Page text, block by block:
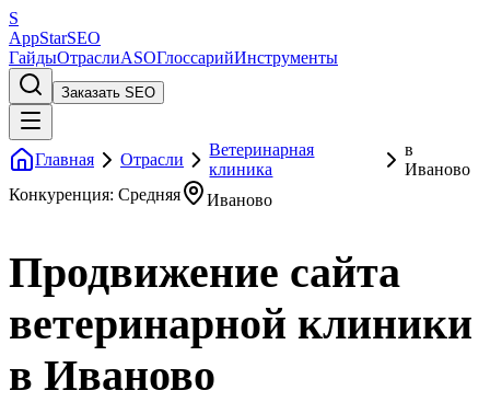
S
AppStarSEO
ГайдыОтраслиASOГлоссарийИнструменты
Заказать SEO
Главная Отрасли
Ветеринарная
клиника
в
Иваново
Конкуренция: Средняя
Иваново
Продвижение сайта
ветеринарной клиники
в Иваново